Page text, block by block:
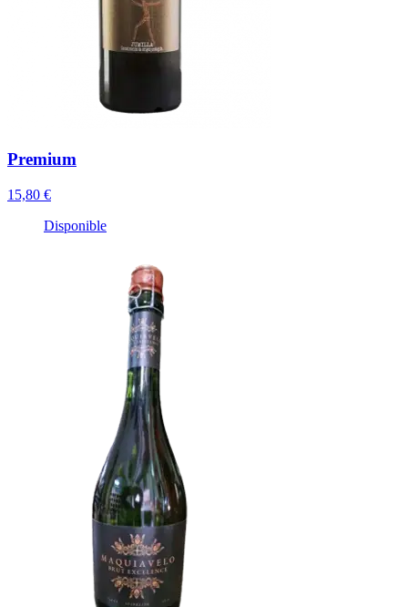
Premium
15,80 €
Disponible